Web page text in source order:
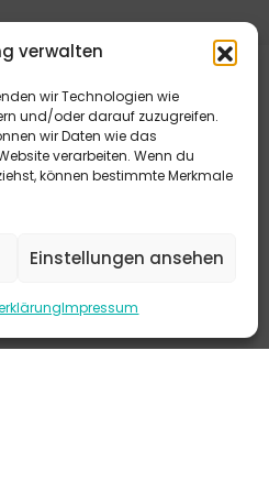
verwalten
wir Technologien wie
und/oder darauf zuzugreifen.
wir Daten wie das
verarbeiten. Wenn du
können bestimmte Merkmale
Einstellungen ansehen
Impressum
FAQ.